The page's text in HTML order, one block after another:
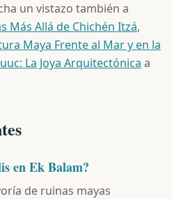
un vistazo también a
Más Allá de Chichén Itzá,
Maya Frente al Mar y en la
La Joya Arquitectónica a
en Ek Balam?
de ruinas mayas